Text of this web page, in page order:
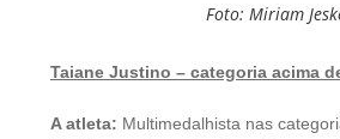
Foto: Miriam
Taiane Justino – categoria acima
A atleta: Multimedalhista nas